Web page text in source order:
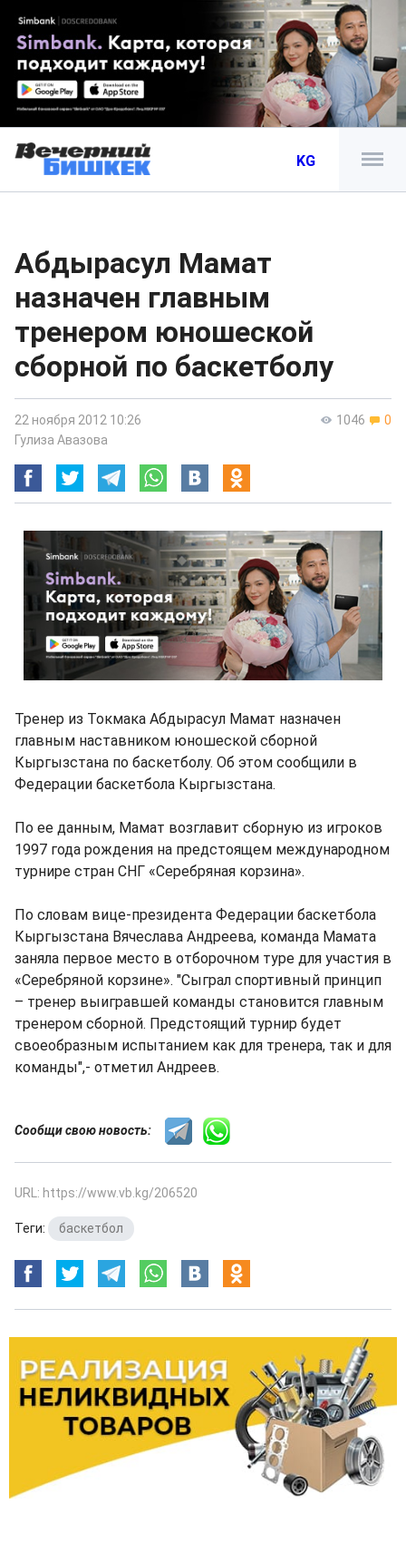
KG
Абдырасул Мамат
назначен главным
тренером юношеской
сборной по баскетболу
1046 0
22 ноября 2012 10:26
Гулиза Авазова
Тренер из Токмака Абдырасул Мамат назначен
главным наставником юношеской сборной
Кыргызстана по баскетболу. Об этом сообщили в
Федерации баскетбола Кыргызстана.
По ее данным, Мамат возглавит сборную из игроков
1997 года рождения на предстоящем международном
турнире стран СНГ «Серебряная корзина».
По словам вице-президента Федерации баскетбола
Кыргызстана Вячеслава Андреева, команда Мамата
заняла первое место в отборочном туре для участия в
«Серебряной корзине». "Сыграл спортивный принцип
– тренер выигравшей команды становится главным
тренером сборной. Предстоящий турнир будет
своеобразным испытанием как для тренера, так и для
команды",- отметил Андреев.
Сообщи свою новость:
URL: https://www.vb.kg/206520
Теги: баскетбол